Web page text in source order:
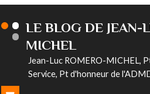
LE BLOG DE JEAN-
MICHEL
Jean-Luc ROMERO-MICHEL,
Service, Pt d'honneur de